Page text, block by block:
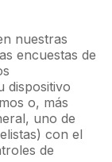
nuestras
encuestas de
dispositivo
o, más
uno de
con el
de